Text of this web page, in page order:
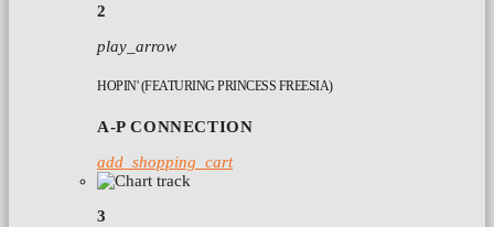
2
play_arrow
HOPIN' (FEATURING PRINCESS FREESIA)
A-P CONNECTION
add_shopping_cart
3